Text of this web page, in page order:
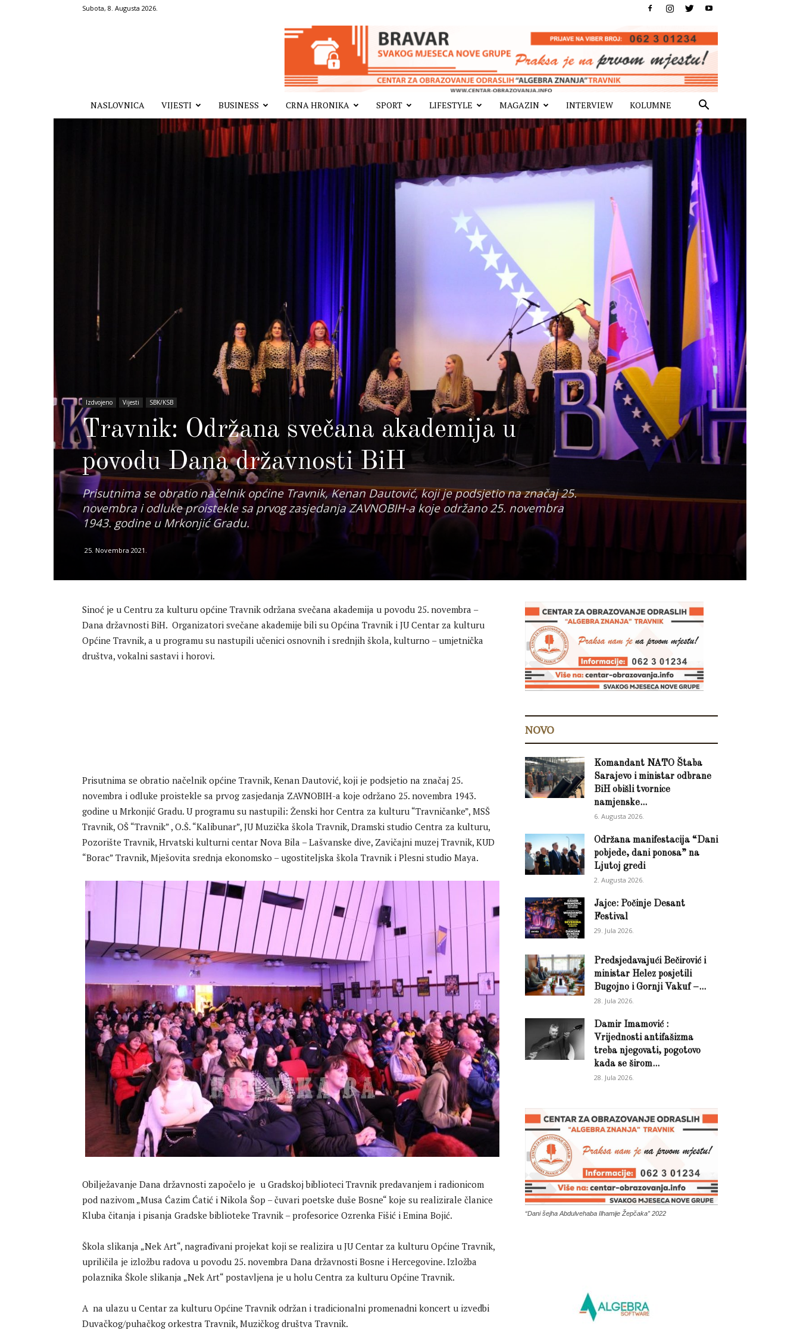
Subota, 8. Augusta 2026.
NASLOVNICA VIJESTI BUSINESS CRNA HRONIKA SPORT LIFESTYLE MAGAZIN INTERVIEW KOLUMNE
Izdvojeno Vijesti SBK/KSB
Travnik: Održana svečana akademija u
povodu Dana državnosti BiH
Prisutnima se obratio načelnik općine Travnik, Kenan Dautović, koji je podsjetio na značaj 25.
novembra i odluke proistekle sa prvog zasjedanja ZAVNOBIH-a koje održano 25. novembra
1943. godine u Mrkonjić Gradu.
25. Novembra 2021.
Sinoć je u Centru za kulturu općine Travnik održana svečana akademija u povodu 25. novembra –
Dana državnosti BiH. Organizatori svečane akademije bili su Općina Travnik i JU Centar za kulturu
Općine Travnik, a u programu su nastupili učenici osnovnih i srednjih škola, kulturno – umjetnička
društva, vokalni sastavi i horovi.
Prisutnima se obratio načelnik općine Travnik, Kenan Dautović, koji je podsjetio na značaj 25.
novembra i odluke proistekle sa prvog zasjedanja ZAVNOBIH-a koje održano 25. novembra 1943.
godine u Mrkonjić Gradu. U programu su nastupili: Ženski hor Centra za kulturu “Travničanke”, MSŠ
Travnik, OŠ “Travnik” , O.Š. “Kalibunar”, JU Muzička škola Travnik, Dramski studio Centra za kulturu,
Pozorište Travnik, Hrvatski kulturni centar Nova Bila – Lašvanske dive, Zavičajni muzej Travnik, KUD
“Borac” Travnik, Mješovita srednja ekonomsko – ugostiteljska škola Travnik i Plesni studio Maya.
Obilježavanje Dana državnosti započelo je u Gradskoj biblioteci Travnik predavanjem i radionicom
pod nazivom „Musa Ćazim Ćatić i Nikola Šop – čuvari poetske duše Bosne“ koje su realizirale članice
Kluba čitanja i pisanja Gradske biblioteke Travnik – profesorice Ozrenka Fišić i Emina Bojić.
Škola slikanja „Nek Art“, nagrađivani projekat koji se realizira u JU Centar za kulturu Općine Travnik,
upriličila je izložbu radova u povodu 25. novembra Dana državnosti Bosne i Hercegovine. Izložba
polaznika Škole slikanja „Nek Art“ postavljena je u holu Centra za kulturu Općine Travnik.
A na ulazu u Centar za kulturu Općine Travnik održan i tradicionalni promenadni koncert u izvedbi
Duvačkog/puhačkog orkestra Travnik, Muzičkog društva Travnik.
NOVO
Komandant NATO Štaba
Sarajevo i ministar odbrane
BiH obišli tvornice
namjenske...
6. Augusta 2026.
Održana manifestacija “Dani
pobjede, dani ponosa” na
Ljutoj gredi
2. Augusta 2026.
Jajce: Počinje Desant
Festival
29. Jula 2026.
Predsjedavajući Bečirović i
ministar Helez posjetili
Bugojno i Gornji Vakuf –...
28. Jula 2026.
Damir Imamović :
Vrijednosti antifašizma
treba njegovati, pogotovo
kada se širom...
28. Jula 2026.
“Dani šejha Abdulvehaba Ilhamije Žepčaka” 2022